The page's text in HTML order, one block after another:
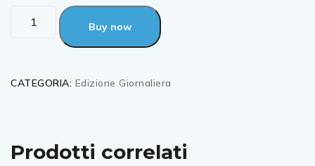
Buy now
CATEGORIA: Edizione Giornaliera
Prodotti correlati